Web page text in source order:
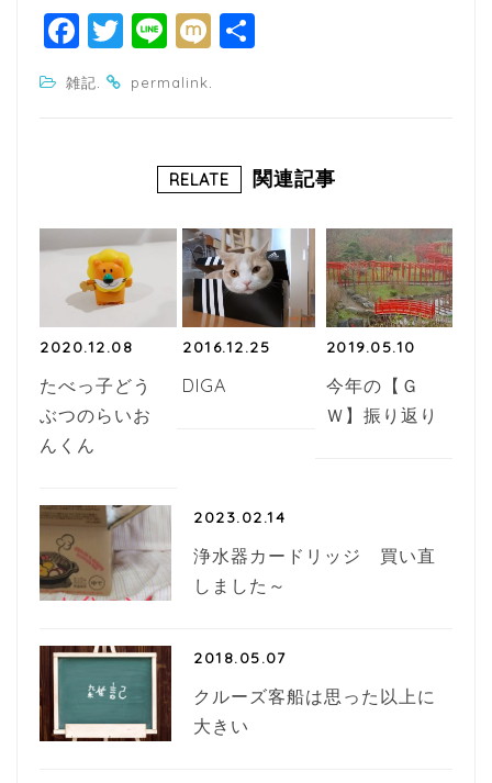
F
a
c
o
k
T
itt
Li
n
e
M
雑記. permalink.
RELATE 関連記事
2020.12.08
たべっ子どう
ぶつのらいお
んくん
2016.12.25
DIGA
2019.05.10
今年の【Ｇ
Ｗ】振り返り
2023.02.14
浄水器カードリッジ 買い直
しました～
2018.05.07
クルーズ客船は思った以上に
大きい